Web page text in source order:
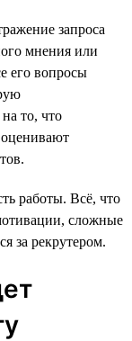
запроса
мнения или
его вопросы
то, что
оценивают
работы. Всё, что
сложные
за рекрутером.